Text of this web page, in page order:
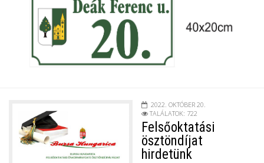
2022. OKTÓBER 20.
TALÁLATOK: 722
Felsőoktatási
ösztöndíjat
hirdetünk